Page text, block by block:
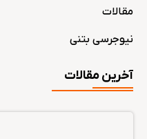
مقالات
نیوجرسی بتنی
آخرین مقالات